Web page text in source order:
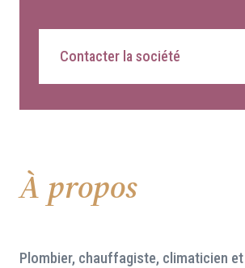
Contacter la société
À propos
Plombier, chauffagiste, climaticien